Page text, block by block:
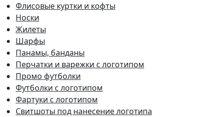
Флисовые куртки и кофты
Носки
Жилеты
Шарфы
Панамы, банданы
Перчатки и варежки с логотипом
Промо футболки
Футболки с логотипом
Фартуки с логотипом
Свитшоты под нанесение логотипа